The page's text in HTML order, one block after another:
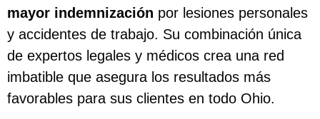
mayor indemnización por lesiones personales
y accidentes de trabajo. Su combinación única
de expertos legales y médicos crea una red
imbatible que asegura los resultados más
favorables para sus clientes en todo Ohio.